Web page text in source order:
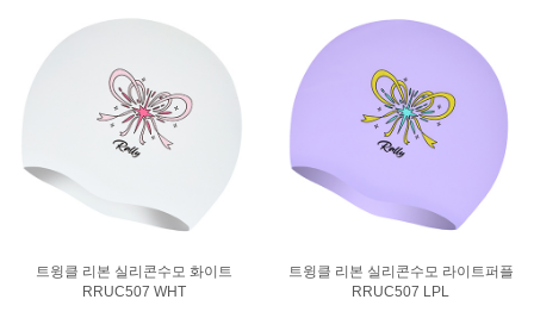
트윙클 리본 실리콘수모 화이트
RRUC507 WHT
트윙클 리본 실리콘수모 라이트퍼플
RRUC507 LPL